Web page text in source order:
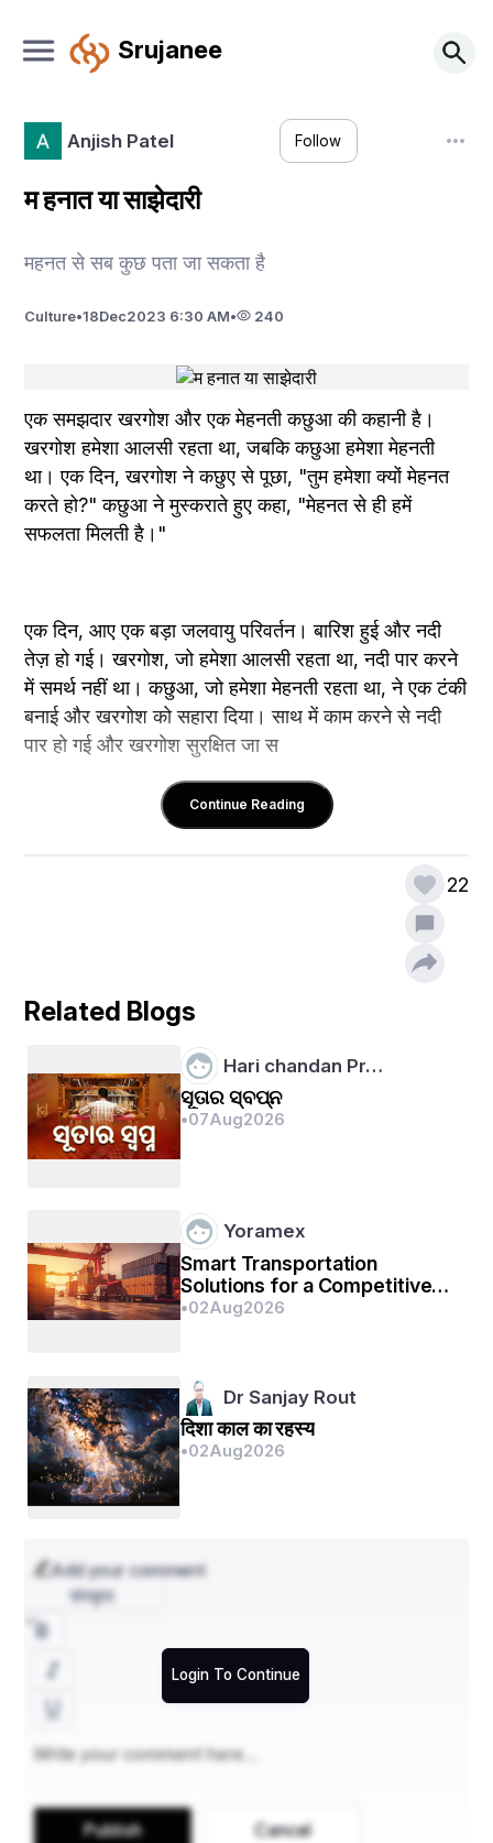
Srujanee
Anjish Patel Follow
म हनात या साझेदारी
महनत से सब कुछ पता जा सकता है
Culture•18Dec2023 6:30 AM• 240
एक समझदार खरगोश और एक मेहनती कछुआ की कहानी है।
खरगोश हमेशा आलसी रहता था, जबकि कछुआ हमेशा मेहनती
था। एक दिन, खरगोश ने कछुए से पूछा, "तुम हमेशा क्यों मेहनत
करते हो?" कछुआ ने मुस्कराते हुए कहा, "मेहनत से ही हमें
सफलता मिलती है।"
एक दिन, आए एक बड़ा जलवायु परिवर्तन। बारिश हुई और नदी
तेज़ हो गई। खरगोश, जो हमेशा आलसी रहता था, नदी पार करने
में समर्थ नहीं था। कछुआ, जो हमेशा मेहनती रहता था, ने एक टंकी
बनाई और खरगोश को सहारा दिया। साथ में काम करने से नदी
पार हो गई और खरगोश सुरक्षित जा स
Continue Reading
22
Related Blogs
Hari chandan Pr…
ସୂତାର ସ୍ବପ୍ନ
•07Aug2026
Yoramex
Smart Transportation
Solutions for a Competitive
Edge: Leveraging BVB
•02Aug2026
Dr Sanjay Rout
दिशा काल का रहस्य
•02Aug2026
Add your comment
Login To Continue
संस्कृत
Publish Cancel